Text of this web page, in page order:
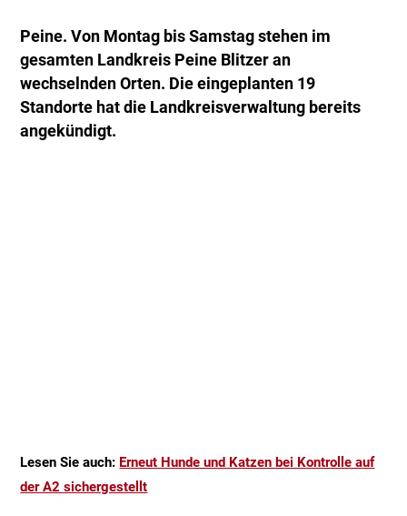
Peine. Von Montag bis Samstag stehen im
gesamten Landkreis Peine Blitzer an
wechselnden Orten. Die eingeplanten 19
Standorte hat die Landkreisverwaltung bereits
angekündigt.
Lesen Sie auch: Erneut Hunde und Katzen bei Kontrolle auf
der A2 sichergestellt